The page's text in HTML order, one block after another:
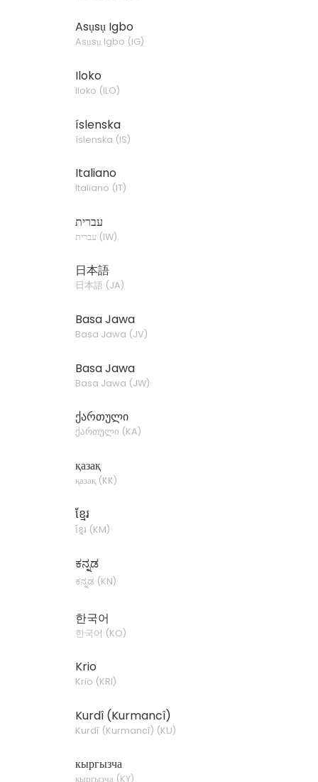
Asụsụ Igbo
Asụsụ Igbo (IG)
Iloko
Iloko (ILO)
íslenska
íslenska (IS)
Italiano
Italiano (IT)
עברית
עברית(IW)
日本語
日本語(JA)
Basa Jawa
Basa Jawa (JV)
Basa Jawa
Basa Jawa (JW)
ქართული
ქართული (KA)
қазақ
қазақ(KK)
ខ្មែរ
ខ្មែរ (KM)
ಕನ್ನಡ
ಕನ್ನಡ (KN)
한국어
한국어 (KO)
Krio
Krio (KRI)
Kurdî (Kurmancî)
Kurdî (Kurmancî) (KU)
кыргызча
кыргызча (KY)